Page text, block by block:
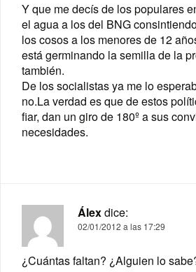
Y que me decís de los populares
el agua a los del BNG
los cosos a los menores de 12
está germinando la semilla de la
también.
De los socialistas ya me lo
no.La verdad es que de estos
fiar, dan un giro de 180º a sus
necesidades.
Álexdice:
02/01/2012 a las 17:29
¿Cuántas faltan? ¿Alguien lo